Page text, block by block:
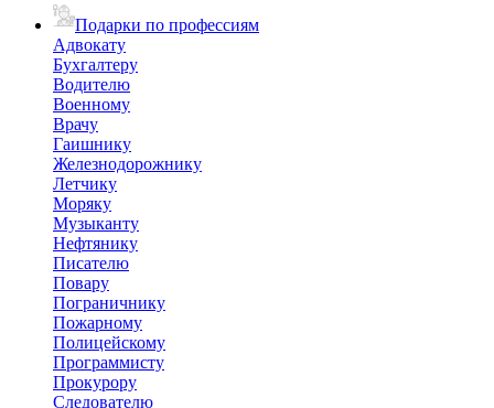
Подарки по профессиям
Адвокату
Бухгалтеру
Водителю
Военному
Врачу
Гаишнику
Железнодорожнику
Летчику
Моряку
Музыканту
Нефтянику
Писателю
Повару
Пограничнику
Пожарному
Полицейскому
Программисту
Прокурору
Следователю